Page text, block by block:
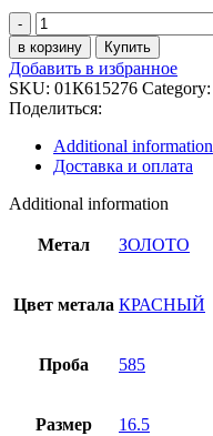
Кольцо
из
КРАСНЫЙ
ЗОЛОТО
585
пробы
01К615276
quantity
в корзину Купить
Добавить в избранное
SKU: 01К615276 Category:
Поделиться:
Additional information
Доставка и оплата
Additional information
Метал ЗОЛОТО
Цвет метала КРАСНЫЙ
Проба 585
Размер 16.5